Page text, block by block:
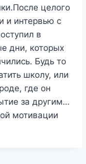
целого
и интервью с
в
дни, которых
Будь то
школу, или
где он
за другим…
мотивации